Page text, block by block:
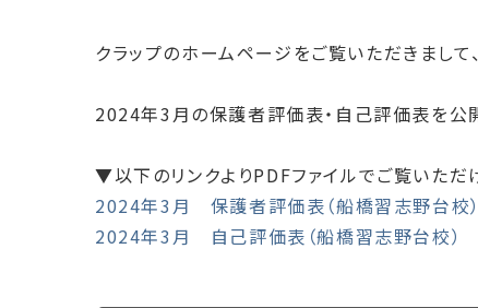
クラップのホームページをご覧いただきまして
2024年3月の保護者評価表・自己評価表を公
▼以下のリンクよりPDFファイルでご覧いただ
2024年3月 保護者評価表（船橋習志野台校）
2024年3月 自己評価表（船橋習志野台校）